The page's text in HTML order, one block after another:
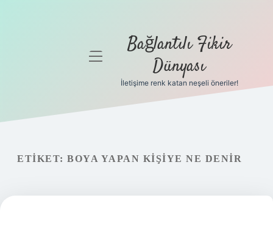
Gizlilik
Yasal Uyarı
Hakkımızda
menüyü
Bağlantılı Fikir
Dünyası
İletişime renk katan neşeli öneriler!
ETIKET: BOYA YAPAN KIŞIYE NE DENIR